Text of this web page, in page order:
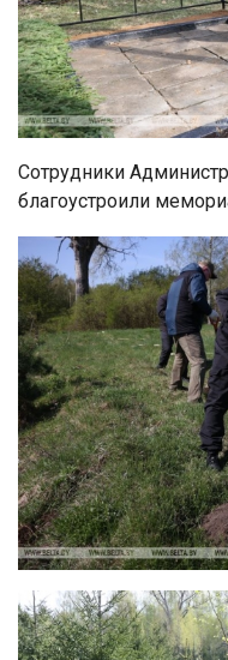
Сотрудники
благоустроили